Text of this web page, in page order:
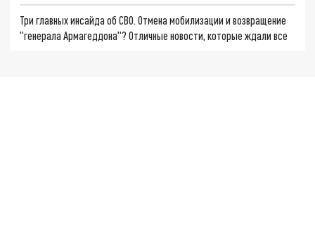
Три главных инсайда об СВО. Отмена мобилизации и возвращение
"генерала Армагеддона"? Отличные новости, которые ждали все